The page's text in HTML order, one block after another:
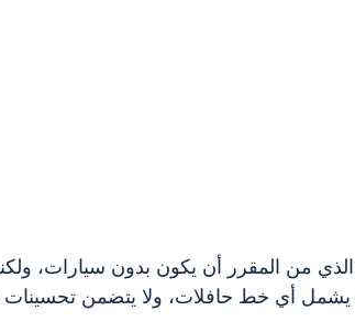
من المقرر أن يكون بدون سيارات،
أي خط حافلات، ولا يتضمن تحسينات